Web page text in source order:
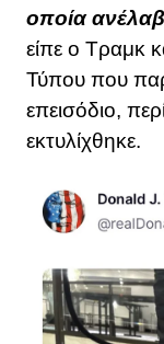
οποία
είπε ο Τραμκ
Τύπου που
επεισόδιο,
εκτυλίχθηκε.